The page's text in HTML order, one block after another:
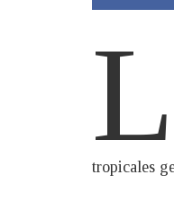
L
tropicales